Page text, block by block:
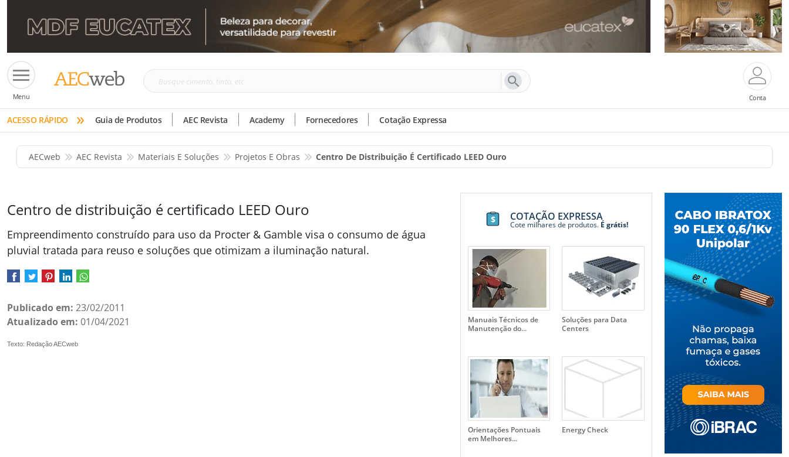
Menu
Busque
tinta,
etc
Conta
ACESSO RÁPIDO » Guia de Produtos AEC Revista Academy Fornecedores Cotação Expressa
AECweb AEC Revista Materiais E Soluções Projetos E Obras Centro De Distribuição É Certificado LEED Ouro
Centro de distribuição é certificado LEED Ouro
Empreendimento construído para uso da Procter & Gamble visa o consumo de água
pluvial tratada para reuso e soluções que otimizam a iluminação natural.
Publicado em: 23/02/2011
Atualizado em: 01/04/2021
Texto: Redação AECweb
COTAÇÃO EXPRESSA
Cote milhares de produtos.É grátis!
Manuais Técnicos de
Manutenção do...
Soluções para Data
Centers
Orientações Pontuais
em Melhores...
Energy Check